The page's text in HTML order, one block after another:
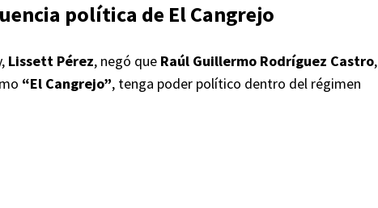
política de El Cangrejo
Lissett Pérez, negó que Raúl Guillermo Rodríguez Castro,
“El Cangrejo”, tenga poder político dentro del régimen